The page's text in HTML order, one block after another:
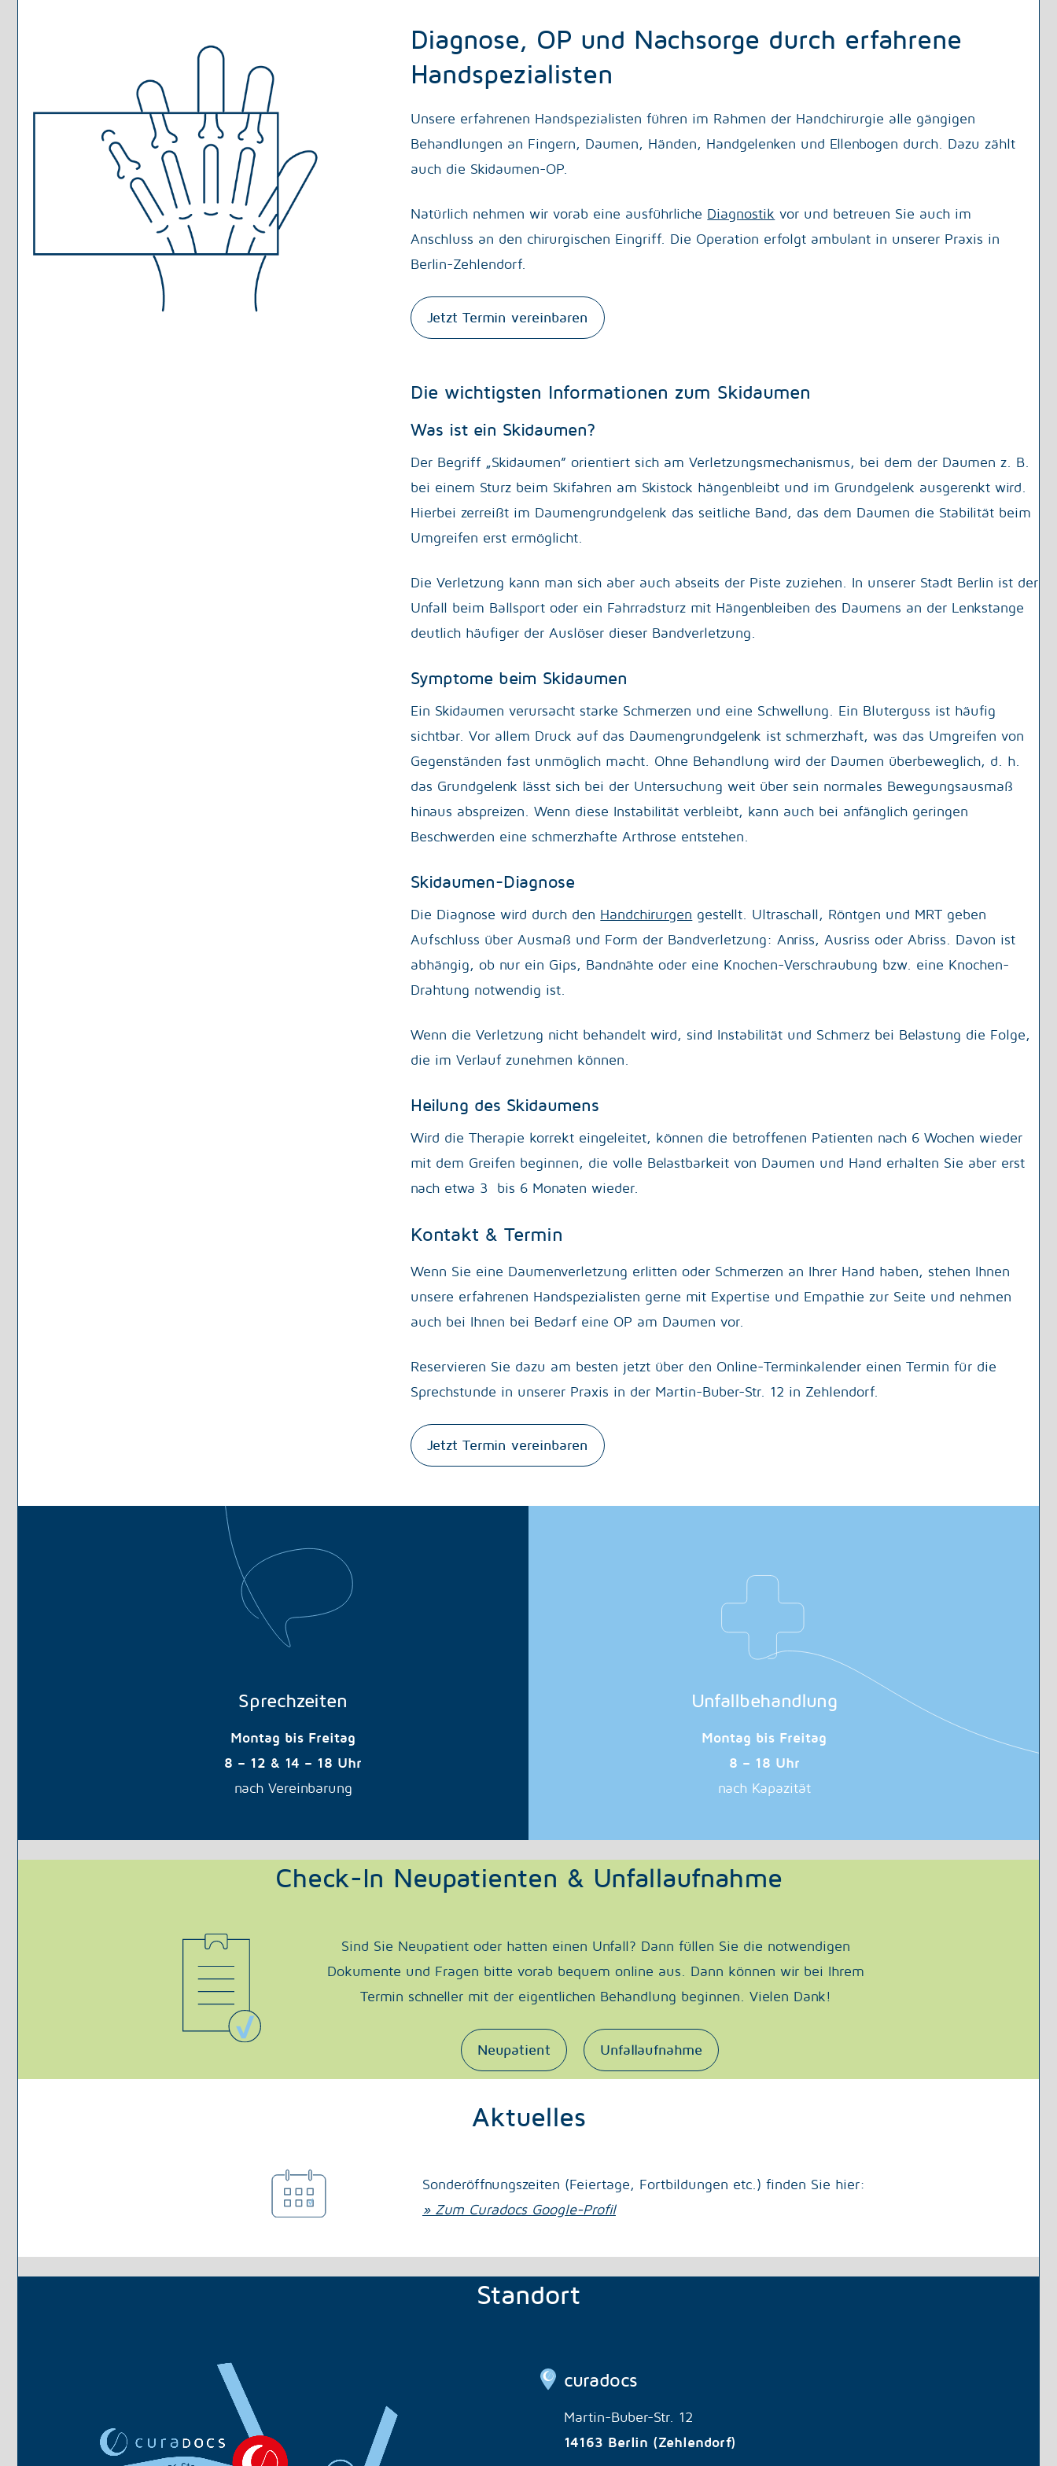
Diagnose, OP und Nachsorge durch erfahrene
Handspezialisten
Unsere erfahrenen Handspezialisten führen im Rahmen der Handchirurgie alle gängigen
Behandlungen an Fingern, Daumen, Händen, Handgelenken und Ellenbogen durch. Dazu zählt
auch die Skidaumen-OP.
Natürlich nehmen wir vorab eine ausführliche Diagnostik vor und betreuen Sie auch im
Anschluss an den chirurgischen Eingriff. Die Operation erfolgt ambulant in unserer Praxis in
Berlin-Zehlendorf.
Jetzt Termin vereinbaren
Die wichtigsten Informationen zum Skidaumen
Was ist ein Skidaumen?
Der Begriff „Skidaumen” orientiert sich am Verletzungsmechanismus, bei dem der Daumen z. B.
bei einem Sturz beim Skifahren am Skistock hängenbleibt und im Grundgelenk ausgerenkt wird.
Hierbei zerreißt im Daumengrundgelenk das seitliche Band, das dem Daumen die Stabilität beim
Umgreifen erst ermöglicht.
Die Verletzung kann man sich aber auch abseits der Piste zuziehen. In unserer Stadt Berlin ist der
Unfall beim Ballsport oder ein Fahrradsturz mit Hängenbleiben des Daumens an der Lenkstange
deutlich häufiger der Auslöser dieser Bandverletzung.
Symptome beim Skidaumen
Ein Skidaumen verursacht starke Schmerzen und eine Schwellung. Ein Bluterguss ist häufig
sichtbar. Vor allem Druck auf das Daumengrundgelenk ist schmerzhaft, was das Umgreifen von
Gegenständen fast unmöglich macht. Ohne Behandlung wird der Daumen überbeweglich, d. h.
das Grundgelenk lässt sich bei der Untersuchung weit über sein normales Bewegungsausmaß
hinaus abspreizen. Wenn diese Instabilität verbleibt, kann auch bei anfänglich geringen
Beschwerden eine schmerzhafte Arthrose entstehen.
Skidaumen-Diagnose
Die Diagnose wird durch den Handchirurgen gestellt. Ultraschall, Röntgen und MRT geben
Aufschluss über Ausmaß und Form der Bandverletzung: Anriss, Ausriss oder Abriss. Davon ist
abhängig, ob nur ein Gips, Bandnähte oder eine Knochen-Verschraubung bzw. eine Knochen-
Drahtung notwendig ist.
Wenn die Verletzung nicht behandelt wird, sind Instabilität und Schmerz bei Belastung die Folge,
die im Verlauf zunehmen können.
Heilung des Skidaumens
Wird die Therapie korrekt eingeleitet, können die betroffenen Patienten nach 6 Wochen wieder
mit dem Greifen beginnen, die volle Belastbarkeit von Daumen und Hand erhalten Sie aber erst
nach etwa 3 bis 6 Monaten wieder.
Kontakt & Termin
Wenn Sie eine Daumenverletzung erlitten oder Schmerzen an Ihrer Hand haben, stehen Ihnen
unsere erfahrenen Handspezialisten gerne mit Expertise und Empathie zur Seite und nehmen
auch bei Ihnen bei Bedarf eine OP am Daumen vor.
Reservieren Sie dazu am besten jetzt über den Online-Terminkalender einen Termin für die
Sprechstunde in unserer Praxis in der Martin-Buber-Str. 12 in Zehlendorf.
Jetzt Termin vereinbaren
Sprechzeiten
Montag bis Freitag
8 – 12 & 14 – 18 Uhr
nach Vereinbarung
Unfallbehandlung
Montag bis Freitag
8 – 18 Uhr
nach Kapazität
Check-In Neupatienten & Unfallaufnahme
Sind Sie Neupatient oder hatten einen Unfall? Dann füllen Sie die notwendigen
Dokumente und Fragen bitte vorab bequem online aus. Dann können wir bei Ihrem
Termin schneller mit der eigentlichen Behandlung beginnen. Vielen Dank!
Neupatient Unfallaufnahme
Aktuelles
Sonderöffnungszeiten (Feiertage, Fortbildungen etc.) finden Sie hier:
» Zum Curadocs Google-Profil
Standort
curadocs
Martin-Buber-Str. 12
14163 Berlin (Zehlendorf)